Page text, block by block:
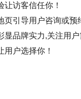
让访客信任你！
页引导用户咨询或预
显品牌实力,关注用
用户选择你！